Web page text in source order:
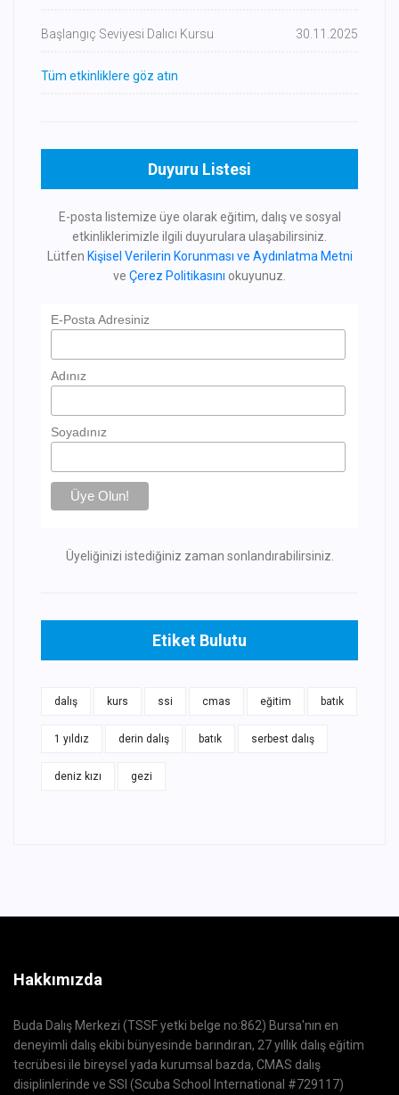
Başlangıç Seviyesi Dalıcı Kursu 30.11.2025
Tüm etkinliklere göz atın
Duyuru Listesi
E-posta listemize üye olarak eğitim, dalış ve sosyal
etkinliklerimizle ilgili duyurulara ulaşabilirsiniz.
Lütfen Kişisel Verilerin Korunması ve Aydınlatma Metni
ve Çerez Politikasını okuyunuz.
E-Posta Adresiniz
Adınız
Soyadınız
Üyeliğinizi istediğiniz zaman sonlandırabilirsiniz.
Etiket Bulutu
dalış kurs ssi cmas eğitim batık
1 yıldız derin dalış batık serbest dalış
deniz kızı gezi
Hakkımızda
Buda Dalış Merkezi (TSSF yetki belge no:862) Bursa'nın en
deneyimli dalış ekibi bünyesinde barındıran, 27 yıllık dalış eğitim
tecrübesi ile bireysel yada kurumsal bazda, CMAS dalış
disiplinlerinde ve SSI (Scuba School International #729117)